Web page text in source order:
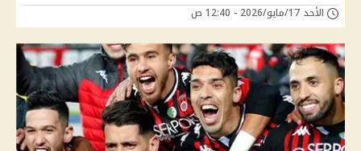
الأحد 17/مايو/2026 - 12:40 ص